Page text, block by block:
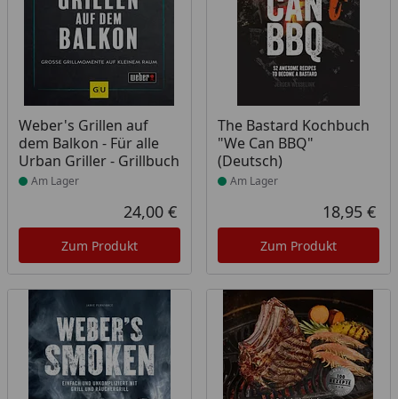
Weber's Grillen auf
dem Balkon - Für alle
Urban Griller - Grillbuch
Produkt am Lager
Am Lager
Aktueller Preis
24,00 €
Zum Produkt
The Bastard Kochbuch
"We Can BBQ"
(Deutsch)
Produkt am Lager
Am Lager
18,95 €
Zum Produkt